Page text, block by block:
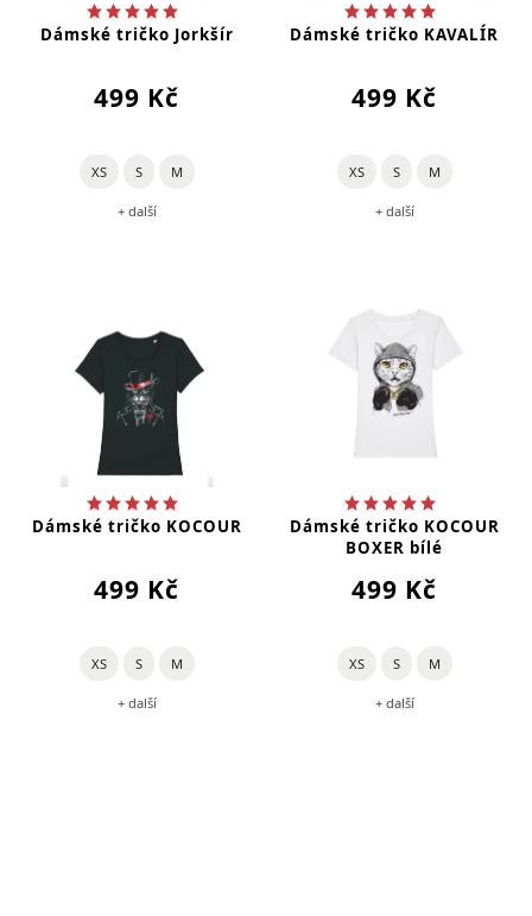
Dámské tričko Jorkšír
499 Kč
XS S M
+ další
Dámské tričko KAVALÍR
499 Kč
XS S M
+ další
Dámské tričko KOCOUR
499 Kč
XS S M
+ další
Dámské tričko KOCOUR
BOXER bílé
499 Kč
XS S M
+ další